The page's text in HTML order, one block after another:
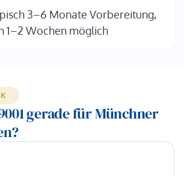
3–6 Monate Vorbereitung,
1–2 Wochen möglich
gerade für Münchner